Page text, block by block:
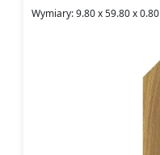
Wymiary: 9.80 x 59.80 x 0.80